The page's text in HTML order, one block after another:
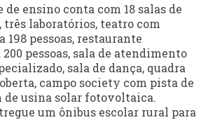
ensino conta com 18 salas de
três laboratórios, teatro com
198 pessoas, restaurante
pessoas, sala de atendimento
sala de dança, quadra
campo society com pista de
de usina solar fotovoltaica.
um ônibus escolar rural para